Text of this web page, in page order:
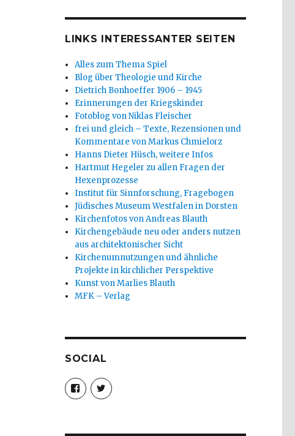
LINKS INTERESSANTER SEITEN
Alles zum Thema Spiel
Blog über Theologie und Kirche
Dietrich Bonhoeffer 1906 – 1945
Erinnerungen der Kriegskinder
Fotoblog von Niklas Fleischer
frei und gleich – Texte, Rezensionen und
Kommentare von Markus Chmielorz
Hanns Dieter Hüsch, weitere Infos
Hartmut Hegeler zu allen Fragen der
Hexenprozesse
Institut für Sinnforschung, Fragebogen
Jüdisches Museum Westfalen in Dorsten
Kirchenfotos von Andreas Blauth
Kirchengebäude neu oder anders nutzen
aus architektonischer Sicht
Kirchenumnutzungen und ähnliche
Projekte in kirchlicher Perspektive
Kunst von Marlies Blauth
MFK – Verlag
SOCIAL
Profil
von
christoph.fleischer1
anzeigen
Profil
von
anzeigen